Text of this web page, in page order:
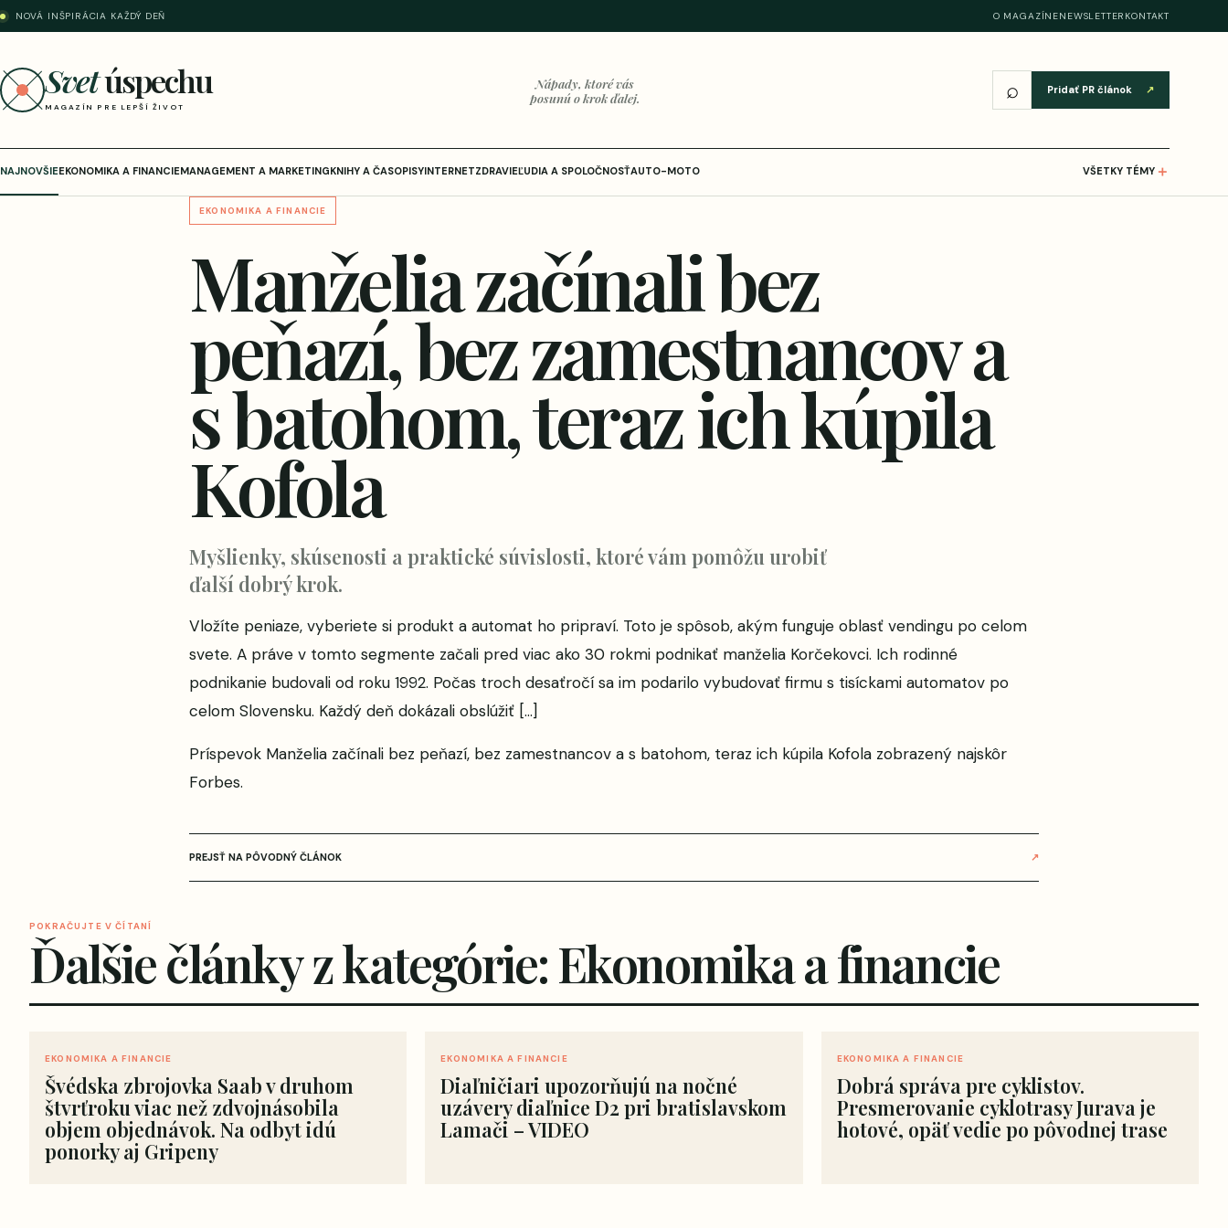
NOVÁ INŠPIRÁCIA KAŽDÝ DEŇ O MAGAZÍNENEWSLETTER KONTAKT
Svetúspechu
MAGAZÍN PRE LEPŠÍ ŽIVOT
Nápady, ktoré vás
posunú o krok ďalej.
⌕ Pridať PR článok ↗
NAJNOVŠIEEKONOMIKA A FINANCIEMANAGEMENT A MARKETINGKNIHY A ČASOPISYINTERNETZDRAVIEĽUDIA A SPOLOČNOSŤAUTO-MOTO VŠETKY TÉMY ＋
EKONOMIKA A FINANCIE
Manželia začínali bez
peňazí, bez zamestnancov a
s batohom, teraz ich kúpila
Kofola
Myšlienky, skúsenosti a praktické súvislosti, ktoré vám pomôžu urobiť
ďalší dobrý krok.
Vložíte peniaze, vyberiete si produkt a automat ho pripraví. Toto je spôsob, akým funguje oblasť vendingu po celom
svete. A práve v tomto segmente začali pred viac ako 30 rokmi podnikať manželia Korčekovci. Ich rodinné
podnikanie budovali od roku 1992. Počas troch desaťročí sa im podarilo vybudovať firmu s tisíckami automatov po
celom Slovensku. Každý deň dokázali obslúžiť […]
Príspevok Manželia začínali bez peňazí, bez zamestnancov a s batohom, teraz ich kúpila Kofola zobrazený najskôr
Forbes.
PREJSŤ NA PÔVODNÝ ČLÁNOK ↗
POKRAČUJTE V ČÍTANÍ
Ďalšie články z kategórie: Ekonomika a financie
EKONOMIKA A FINANCIE
Švédska zbrojovka Saab v druhom
štvrťroku viac než zdvojnásobila
objem objednávok. Na odbyt idú
ponorky aj Gripeny
EKONOMIKA A FINANCIE
Diaľničiari upozorňujú na nočné
uzávery diaľnice D2 pri bratislavskom
Lamači – VIDEO
EKONOMIKA A FINANCIE
Dobrá správa pre cyklistov.
Presmerovanie cyklotrasy Jurava je
hotové, opäť vedie po pôvodnej trase